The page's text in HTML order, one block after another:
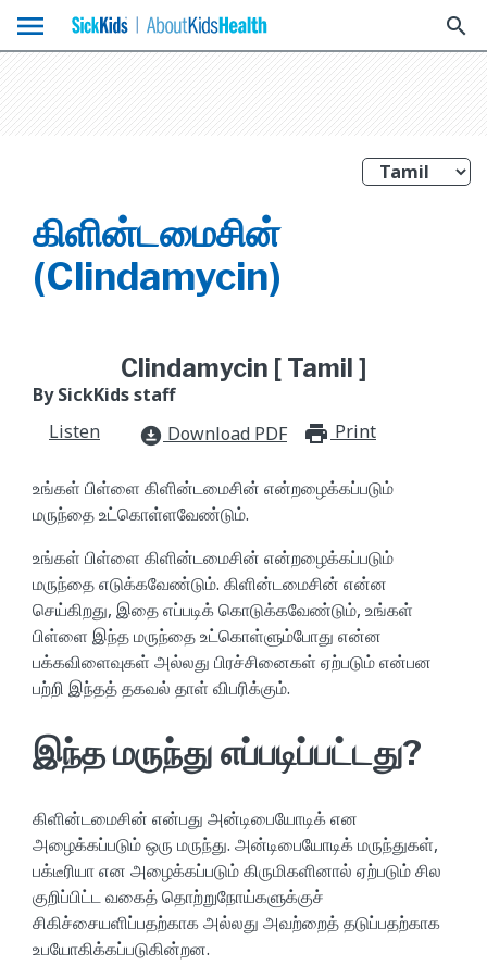
menu search
கிளின்டமைசின்
(Clindamycin)
Clindamycin [ Tamil ]
By SickKids staff
Listen
download_for_offline Download PDF Print
​உங்கள் பிள்ளை கிளின்டமைசின் என்றழைக்கப்படும்
மருந்தை உட்கொள்ளவேண்டும்.
உங்கள் பிள்ளை கிளின்டமைசின் என்றழைக்கப்படும்
மருந்தை எடுக்கவேண்டும். கிளின்டமைசின் என்ன
செய்கிறது, இதை எப்படிக் கொடுக்கவேண்டும், உங்கள்
பிள்ளை இந்த மருந்தை உட்கொள்ளும்போது என்ன
பக்கவிளைவுகள் அல்லது பிரச்சினைகள் ஏற்படும் என்பன
பற்றி இந்தத் தகவல் தாள் விபரிக்கும்.
இந்த மருந்து எப்படிப்பட்டது?
கிளின்டமைசின் என்பது அன்டிபையோடிக் என
அழைக்கப்படும் ஒரு மருந்து. அன்டிபையோடிக் மருந்துகள்,
பக்டீரியா என அழைக்கப்படும் கிருமிகளினால் ஏற்படும் சில
குறிப்பிட்ட வகைத் தொற்றுநோய்களுக்குச்
சிகிச்சையளிப்பதற்காக அல்லது அவற்றைத் தடுப்பதற்காக
உபயோகிக்கப்படுகின்றன.